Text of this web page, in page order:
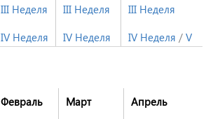
III Неделя
IV Неделя
III Неделя
IV Неделя
III Неделя
IV Неделя / V
Февраль
Март
Апрель